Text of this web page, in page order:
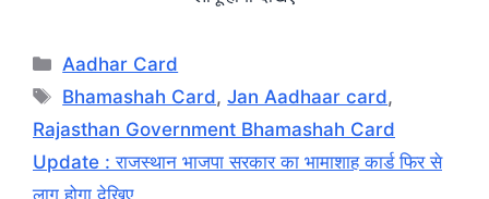
Categories
Aadhar Card
Tags
Bhamashah Card,Jan Aadhaar card,
Rajasthan Government Bhamashah Card
Update : राजस्थान भाजपा सरकार का भामाशाह कार्ड फिर से
लागू होगा देखिए